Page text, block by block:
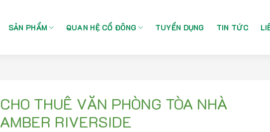
SẢN PHẨM QUAN HỆ CỔ ĐÔNG TUYỂN DỤNG TIN TỨC
CHO THUÊ VĂN PHÒNG TÒA NHÀ
AMBER RIVERSIDE